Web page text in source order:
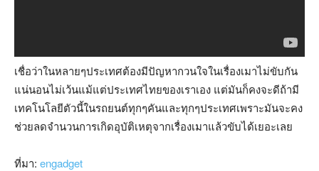
เชื่อว่าในหลายๆประเทศต้องมีปัญหากวนใจในเรื่องเมาไม่ขับกัน
แน่นอนไม่เว้นแม้แต่ประเทศไทยของเราเอง แต่มันก็คงจะดีถ้ามี
เทคโนโลยีตัวนี้ในรถยนต์ทุกๆคันและทุกๆประเทศเพราะมันจะคง
ช่วยลดจำนวนการเกิดอุบัติเหตุจากเรื่องเมาแล้วขับได้เยอะเลย
ที่มา: engadget